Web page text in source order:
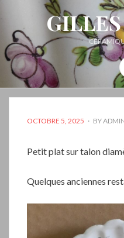
POSTED
OCTOBRE 5, 2025 BY
Petit plat sur talon
Quelques anciennes